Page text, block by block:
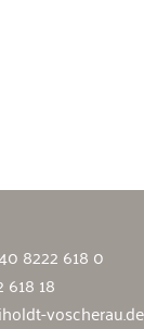
8222 618 0
618 18
voscherau.de